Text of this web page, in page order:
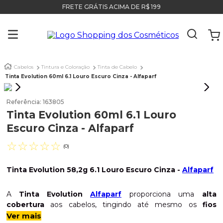
FRETE GRÁTIS ACIMA DE R$ 199
Cabelos Tintura e Coloração
Tinta de Cabelo
Tinta Evolution 60ml 6.1 Louro Escuro Cinza - Alfaparf
Referência: 163805
Tinta Evolution 60ml 6.1 Louro
Escuro Cinza - Alfaparf
☆☆☆☆☆ (0)
Tinta Evolution 58,2g 6.1 Louro Escuro Cinza - Alfaparf
A Tinta Evolution Alfaparf proporciona uma alta
cobertura aos cabelos, tingindo até mesmo os fios
brancos. Além de deixar aquele aspecto
Ver mais